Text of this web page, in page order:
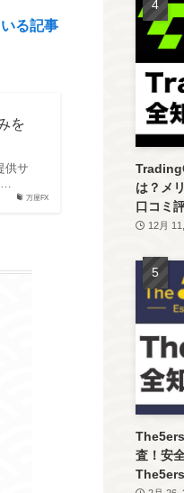
る記事
万屋FX
を
供サ
は？メ
口コミ
12月
査！安
The5ers